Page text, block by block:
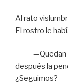
Al rato
El rostro le
—Quedan
después la
¿Seguimos?